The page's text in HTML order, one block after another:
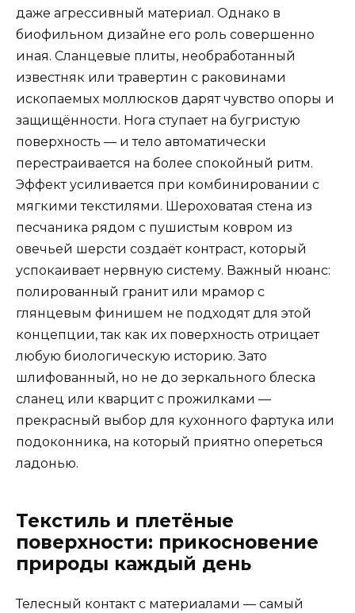
даже агрессивный материал. Однако в
биофильном дизайне его роль совершенно
иная. Сланцевые плиты, необработанный
известняк или травертин с раковинами
ископаемых моллюсков дарят чувство опоры и
защищённости. Нога ступает на бугристую
поверхность — и тело автоматически
перестраивается на более спокойный ритм.
Эффект усиливается при комбинировании с
мягкими текстилями. Шероховатая стена из
песчаника рядом с пушистым ковром из
овечьей шерсти создаёт контраст, который
успокаивает нервную систему. Важный нюанс:
полированный гранит или мрамор с
глянцевым финишем не подходят для этой
концепции, так как их поверхность отрицает
любую биологическую историю. Зато
шлифованный, но не до зеркального блеска
сланец или кварцит с прожилками —
прекрасный выбор для кухонного фартука или
подоконника, на который приятно опереться
ладонью.
Текстиль и плетёные
поверхности: прикосновение
природы каждый день
Телесный контакт с материалами — самый